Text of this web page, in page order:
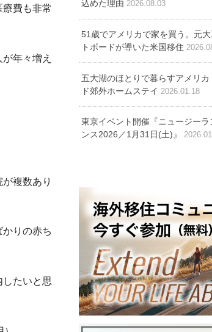
在住歴３０年
ガポールの急
を駆使する６つのポイント
６種類の特徴と申請方法を徹底解
や取得申請方法を解説！メリット
トは？
ど目的別に解説します
しよう！働く前に知るべき７つの
ガポールの年金制度。押さえてお
の基本情報
スクール選びに役立つ7つの事
費も非常
年々増え
複数あり
りの赤ち
たいと思
込めた理由 2026.08.03
51歳でアメリカで家を買う。元
トボードが導いた米国移住
五大湖のほとりで暮らすアメリ
ド郊外ホームステイ 2026.01.18
東京イベント開催『ニュージー
ンス2026／1月31日(土)』